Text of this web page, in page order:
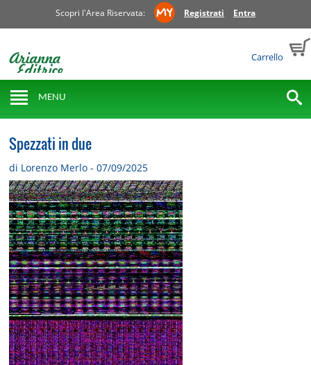
Scopri l'Area Riservata: Registrati Entra
Carrello
MENU
Spezzati in due
di Lorenzo Merlo - 07/09/2025